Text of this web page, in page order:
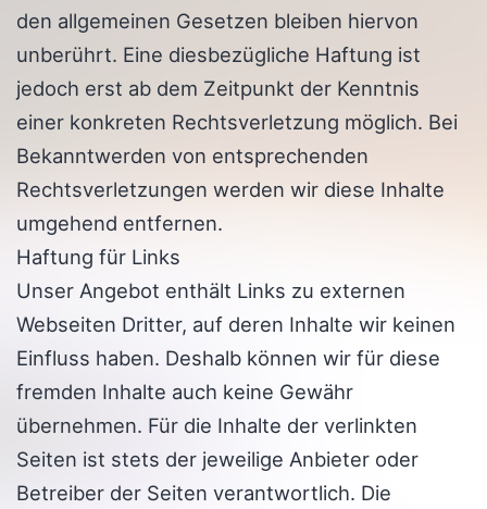
den allgemeinen Gesetzen bleiben hiervon
unberührt. Eine diesbezügliche Haftung ist
jedoch erst ab dem Zeitpunkt der Kenntnis
einer konkreten Rechtsverletzung möglich. Bei
Bekanntwerden von entsprechenden
Rechtsverletzungen werden wir diese Inhalte
umgehend entfernen.
Haftung für Links
Unser Angebot enthält Links zu externen
Webseiten Dritter, auf deren Inhalte wir keinen
Einfluss haben. Deshalb können wir für diese
fremden Inhalte auch keine Gewähr
übernehmen. Für die Inhalte der verlinkten
Seiten ist stets der jeweilige Anbieter oder
Betreiber der Seiten verantwortlich. Die